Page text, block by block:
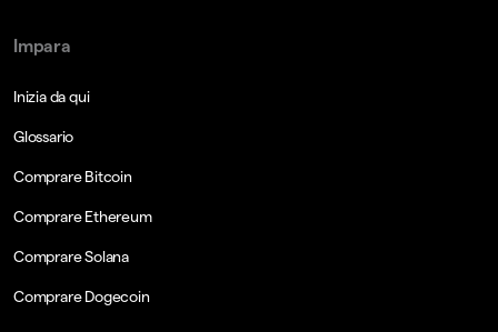
Impara
Inizia da qui
Glossario
Comprare Bitcoin
Comprare Ethereum
Comprare Solana
Comprare Dogecoin